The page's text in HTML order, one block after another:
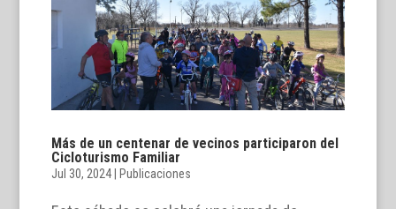
Más de un centenar de vecinos participaron del
Cicloturismo Familiar
Jul 30, 2024| Publicaciones